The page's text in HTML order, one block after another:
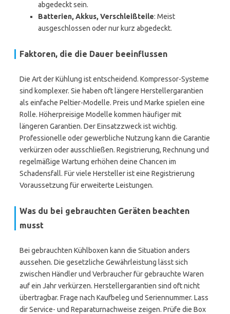
abgedeckt sein.
Batterien, Akkus, Verschleißteile: Meist
ausgeschlossen oder nur kurz abgedeckt.
Faktoren, die die Dauer beeinflussen
Die Art der Kühlung ist entscheidend. Kompressor-Systeme
sind komplexer. Sie haben oft längere Herstellergarantien
als einfache Peltier-Modelle. Preis und Marke spielen eine
Rolle. Höherpreisige Modelle kommen häufiger mit
längeren Garantien. Der Einsatzzweck ist wichtig.
Professionelle oder gewerbliche Nutzung kann die Garantie
verkürzen oder ausschließen. Registrierung, Rechnung und
regelmäßige Wartung erhöhen deine Chancen im
Schadensfall. Für viele Hersteller ist eine Registrierung
Voraussetzung für erweiterte Leistungen.
Was du bei gebrauchten Geräten beachten
musst
Bei gebrauchten Kühlboxen kann die Situation anders
aussehen. Die gesetzliche Gewährleistung lässt sich
zwischen Händler und Verbraucher für gebrauchte Waren
auf ein Jahr verkürzen. Herstellergarantien sind oft nicht
übertragbar. Frage nach Kaufbeleg und Seriennummer. Lass
dir Service- und Reparaturnachweise zeigen. Prüfe die Box